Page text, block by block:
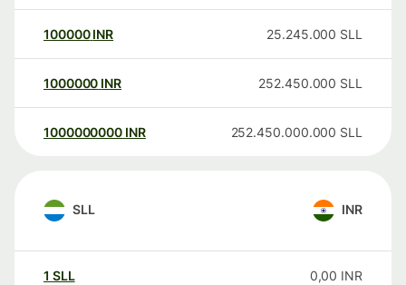
100000 INR 25.245.000 SLL
1000000 INR 252.450.000 SLL
1000000000 INR 252.450.000.000 SLL
SLL INR
1 SLL 0,00 INR